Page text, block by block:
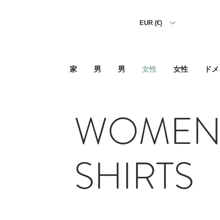
EUR (€)
家 男 男 女性 女性 ド
SHIRTS